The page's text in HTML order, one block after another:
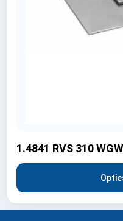
1.4841 RVS 310